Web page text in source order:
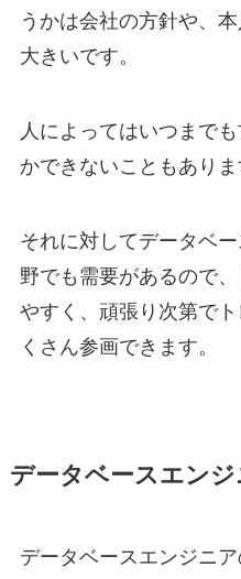
うかは会社の方針や、
大きいです。
人によってはいつまで
かできないこともありま
それに対してデータベ
野でも需要があるので
やすく、頑張り次第で
くさん参画できます。
データベースエン
データベースエンジニ